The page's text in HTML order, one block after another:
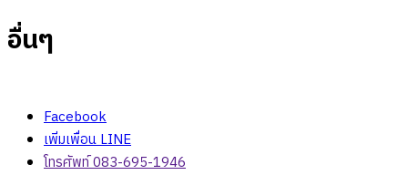
อื่นๆ
Facebook
เพิ่มเพื่อน LINE
โทรศัพท์ 083-695-1946